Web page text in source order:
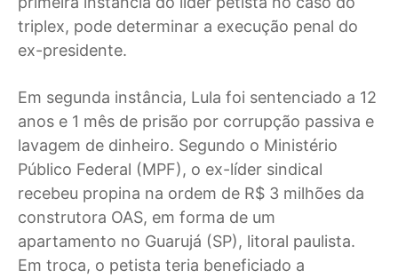
triplex, pode determinar a execução penal do
ex-presidente.
Em segunda instância, Lula foi sentenciado a 12
anos e 1 mês de prisão por corrupção passiva e
lavagem de dinheiro. Segundo o Ministério
Público Federal (MPF), o ex-líder sindical
recebeu propina na ordem de R$ 3 milhões da
construtora OAS, em forma de um
apartamento no Guarujá (SP), litoral paulista.
Em troca, o petista teria beneficiado a